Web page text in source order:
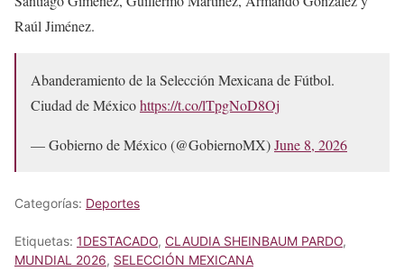
Raúl Jiménez.
Abanderamiento de la Selección Mexicana de Fútbol.
Ciudad de Méxicohttps://t.co/lTpgNoD8Oj
— Gobierno de México (@GobiernoMX)June 8, 2026
Categorías: Deportes
Etiquetas: 1DESTACADO, CLAUDIA SHEINBAUM PARDO,
MUNDIAL 2026, SELECCIÓN MEXICANA